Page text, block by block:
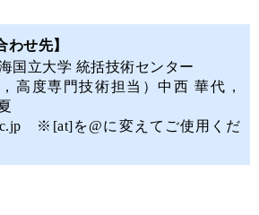
わせ先】
国立大学 統括技術センター
高度専門技術担当）中西 華代，
※[at]を@に変えてご使用くだ